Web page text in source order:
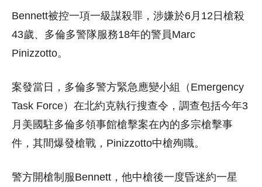
Bennett被控一項一級謀殺罪，涉嫌於6月12日槍殺
43歲、多倫多警隊服務18年的警員Marc
Pinizzotto。
案發當日，多倫多警方緊急應變小組（Emergency
Task Force）在北約克執行搜查令，調查包括今年3
月美國駐多倫多領事館槍擊案在內的多宗槍擊事
件，其間爆發槍戰，Pinizzotto中槍殉職。
警方開槍制服Bennett，他中槍後一度昏迷約一星